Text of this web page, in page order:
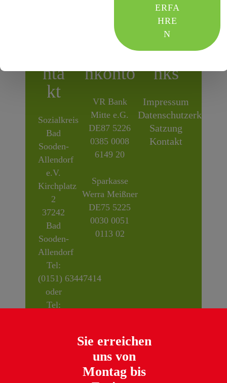
ERFA
HRE
N
Sie erreichen
uns von
Montag bis
nta
kt
Sozialkreis
Bad
Sooden-
Allendorf
e.V.
Kirchplatz
2
37242
Bad
Sooden-
Allendorf
Tel:
(0151) 63447414
oder
Tel:
kontakt@sozialkreis-
Spende
nkonto
VR Bank
Mitte e.G.
DE87 5226
0385 0008
6149 20
Sparkasse
Werra Meißner
DE75 5225
0030 0051
0113 02
Quickli
nks
Impressum
Satzung
Kontakt